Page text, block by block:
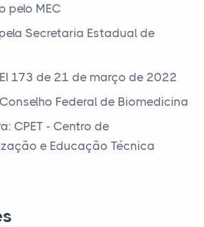
pelo MEC
Secretaria Estadual de
173 de 21 de março de 2022
Federal de Biomedicina
CPET - Centro de
e Educação Técnica